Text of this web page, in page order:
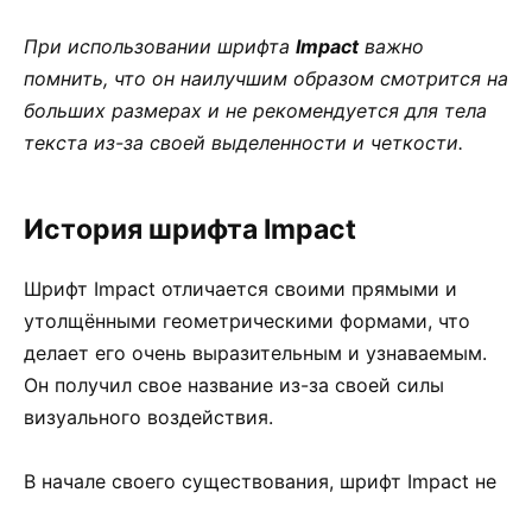
При использовании шрифта Impactважно
помнить, что он наилучшим образом смотрится на
больших размерах и не рекомендуется для тела
текста из-за своей выделенности и четкости.
История шрифта Impact
Шрифт Impact отличается своими прямыми и
утолщёнными геометрическими формами, что
делает его очень выразительным и узнаваемым.
Он получил свое название из-за своей силы
визуального воздействия.
В начале своего существования, шрифт Impact не